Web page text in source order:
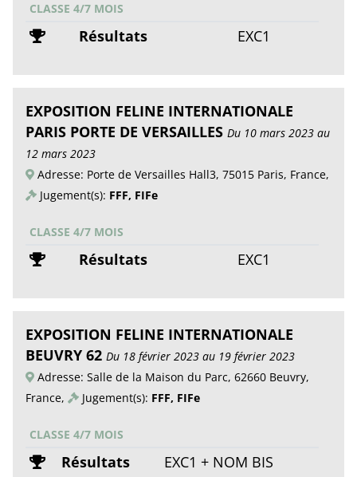
CLASSE 4/7 MOIS
Résultats EXC1
EXPOSITION FELINE INTERNATIONALE
PARIS PORTE DE VERSAILLES Du 10 mars 2023 au
12 mars 2023
Adresse: Porte de Versailles Hall3, 75015 Paris, France,
Jugement(s): FFF, FIFe
CLASSE 4/7 MOIS
Résultats EXC1
EXPOSITION FELINE INTERNATIONALE
BEUVRY 62 Du 18 février 2023 au 19 février 2023
Adresse: Salle de la Maison du Parc, 62660 Beuvry,
France,
Jugement(s): FFF, FIFe
CLASSE 4/7 MOIS
Résultats EXC1 + NOM BIS